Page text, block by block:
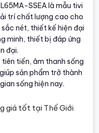
SSEA là mẫu tivi
trí chất lượng cao cho
sắc nét, thiết kế hiện đại
minh, thiết bị đáp ứng
đại.
tiến, âm thanh sống
sản phẩm trở thành
sống hiện nay.
giá tốt tại Thế Giới